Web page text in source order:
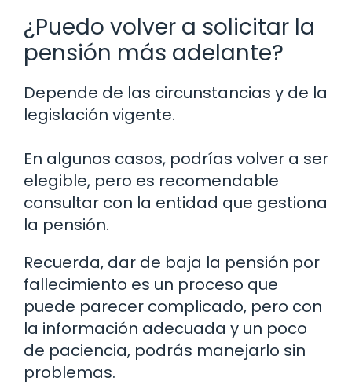
¿Puedo volver a solicitar la
pensión más adelante?
Depende de las circunstancias y de la
legislación vigente.
En algunos casos, podrías volver a ser
elegible, pero es recomendable
consultar con la entidad que gestiona
la pensión.
Recuerda, dar de baja la pensión por
fallecimiento es un proceso que
puede parecer complicado, pero con
la información adecuada y un poco
de paciencia, podrás manejarlo sin
problemas.